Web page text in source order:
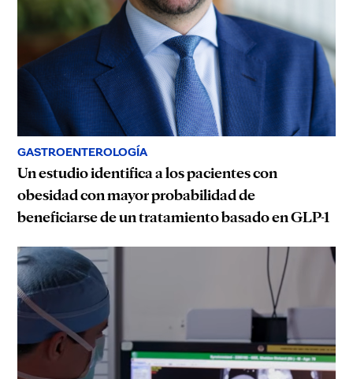
GASTROENTEROLOGÍA
Un estudio identifica a los pacientes con
obesidad con mayor probabilidad de
beneficiarse de un tratamiento basado en GLP-1